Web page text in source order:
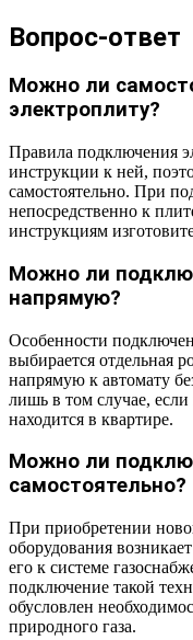
Вопрос-ответ
Можно ли
электроплиту?
Правила подключения
инструкции к ней,
самостоятельно. При
непосредственно к
инструкциям
Можно ли
напрямую?
Особенности
выбирается отдельная
напрямую к автомату
лишь в том случае,
находится в квартире.
Можно ли
самостоятельно?
При приобретении
оборудования
его к системе
подключение такой
обусловлен
природного газа.